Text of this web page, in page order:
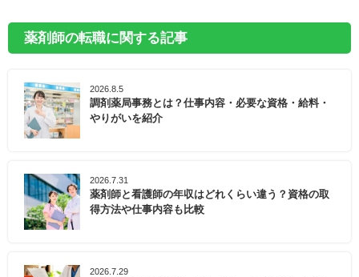
薬剤師の転職に関する記事
2026.8.5
調剤薬局事務とは？仕事内容・必要な資格・給料・
やりがいを紹介
2026.7.31
薬剤師と看護師の年収はどれくらい違う？資格の取
得方法や仕事内容も比較
2026.7.29